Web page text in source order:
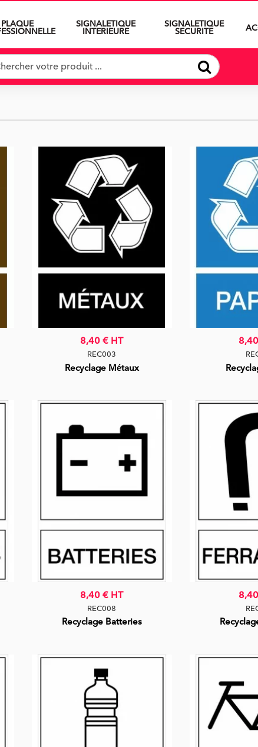
PLAQUE
SIGNALETIQUE
INTERIEURE
SIGNALETIQUE
SECURITE
Recyclage Métaux
REC003
8,40 € HT
Recyclage Batteries
REC008
8,40 € HT